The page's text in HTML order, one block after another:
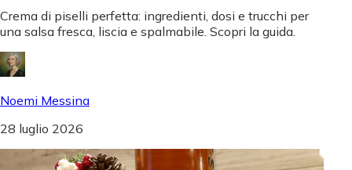
Crema di piselli perfetta: ingredienti, dosi e trucchi per
una salsa fresca, liscia e spalmabile. Scopri la guida.
Noemi Messina
28 luglio 2026